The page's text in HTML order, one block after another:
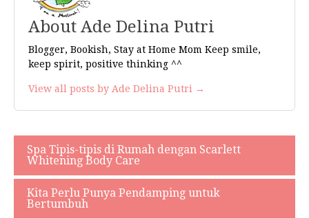
About Ade Delina Putri
Blogger, Bookish, Stay at Home Mom Keep smile,
keep spirit, positive thinking ^^
View all posts by Ade Delina Putri →
Navigasi
pos
Spa Tipis-tipis di Rumah dengan Scarlett
Whitening Body Care
Kita Perlu Punya Pendamping untuk
Bertumbuh